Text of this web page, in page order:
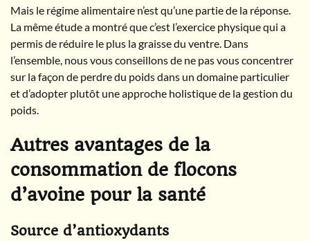
Mais le régime alimentaire n’est qu’une partie de la réponse.
La même étude a montré que c’est l’exercice physique qui a
permis de réduire le plus la graisse du ventre. Dans
l’ensemble, nous vous conseillons de ne pas vous concentrer
sur la façon de perdre du poids dans un domaine particulier
et d’adopter plutôt une approche holistique de la gestion du
poids.
Autres avantages de la
consommation de flocons
d’avoine pour la santé
Source d’antioxydants